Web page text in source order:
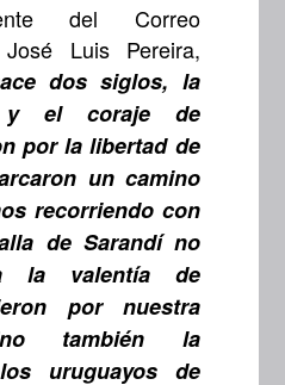
del Correo
Luis Pereira,
dos siglos, la
y el coraje de
por la libertad de
un camino
recorriendo con
de Sarandí no
la valentía de
por nuestra
también la
uruguayos de